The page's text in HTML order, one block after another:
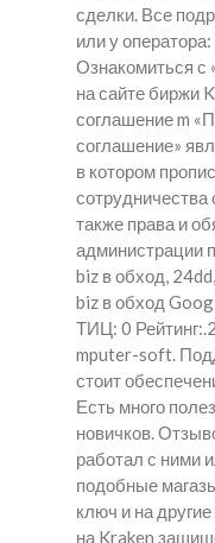
сделки. Все
или у
Ознакомиться с
на сайте биржи
соглашение m
соглашение»
в котором
сотрудничества
также права и
администрации
biz в обход,
biz в обход
ТИЦ: 0
mputer-soft.
стоит
Есть много
новичков.
работал с ними
подобные
ключ и на
на Kraken